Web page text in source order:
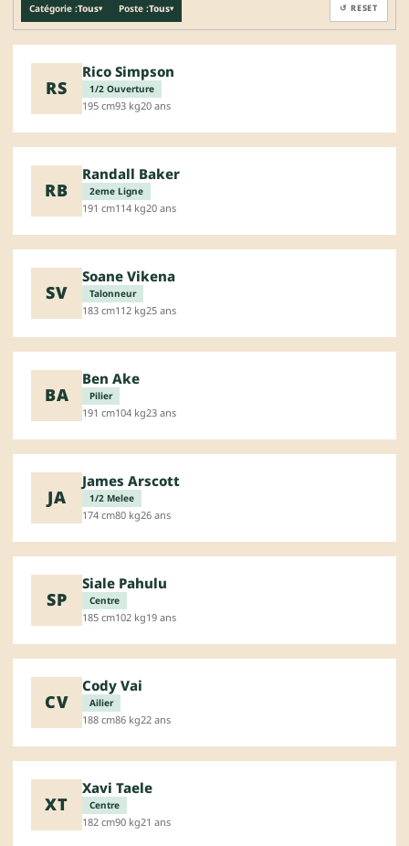
Catégorie :Tous▾ Poste :Tous▾ ↺ RESET
RS
Rico Simpson
1/2 Ouverture
195 cm93 kg20 ans
RB
Randall Baker
2eme Ligne
191 cm114 kg20 ans
SV
Soane Vikena
Talonneur
183 cm112 kg25 ans
BA
Ben Ake
Pilier
191 cm104 kg23 ans
JA
James Arscott
1/2 Melee
174 cm80 kg26 ans
SP
Siale Pahulu
Centre
185 cm102 kg19 ans
CV
Cody Vai
Ailier
188 cm86 kg22 ans
XT
Xavi Taele
Centre
182 cm90 kg21 ans